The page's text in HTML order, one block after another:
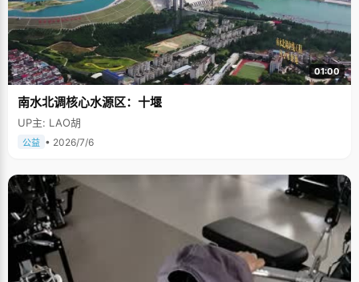
01:00
南水北调核心水源区：十堰
UP主: LAO胡
公益 • 2026/7/6